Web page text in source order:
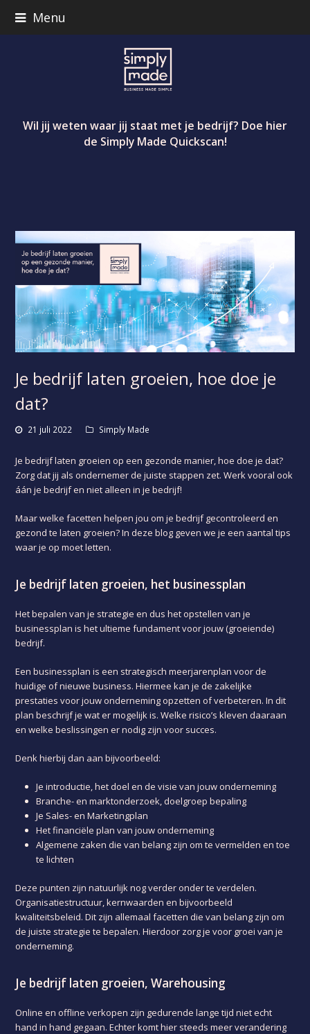
Menu
Wil jij weten waar jij staat met je bedrijf? Doe hier
de Simply Made Quickscan!
Je bedrijf laten groeien, hoe doe je
dat?
21 juli 2022 Simply Made
Je bedrijf laten groeien op een gezonde manier, hoe doe je dat?
Zorg dat jij als ondernemer de juiste stappen zet. Werk vooral ook
áán je bedrijf en niet alleen in je bedrijf!
Maar welke facetten helpen jou om je bedrijf gecontroleerd en
gezond te laten groeien? In deze blog geven we je een aantal tips
waar je op moet letten.
Je bedrijf laten groeien, het businessplan
Het bepalen van je strategie en dus het opstellen van je
businessplan is het ultieme fundament voor jouw (groeiende)
bedrijf.
Een businessplan is een strategisch meerjarenplan voor de
huidige of nieuwe business. Hiermee kan je de zakelijke
prestaties voor jouw onderneming opzetten of verbeteren. In dit
plan beschrijf je wat er mogelijk is. Welke risico’s kleven daaraan
en welke beslissingen er nodig zijn voor succes.
Denk hierbij dan aan bijvoorbeeld:
Je introductie, het doel en de visie van jouw onderneming
Branche- en marktonderzoek, doelgroep bepaling
Je Sales- en Marketingplan
Het financiële plan van jouw onderneming
Algemene zaken die van belang zijn om te vermelden en toe
te lichten
Deze punten zijn natuurlijk nog verder onder te verdelen.
Organisatiestructuur, kernwaarden en bijvoorbeeld
kwaliteitsbeleid. Dit zijn allemaal facetten die van belang zijn om
de juiste strategie te bepalen. Hierdoor zorg je voor groei van je
onderneming.
Je bedrijf laten groeien, Warehousing
Online en offline verkopen zijn gedurende lange tijd niet echt
hand in hand gegaan. Echter komt hier steeds meer verandering